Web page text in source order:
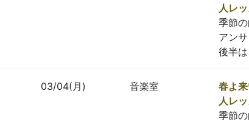
人レ
季節
アン
後半
03/04(月) 音楽室
春よ
人レ
季節